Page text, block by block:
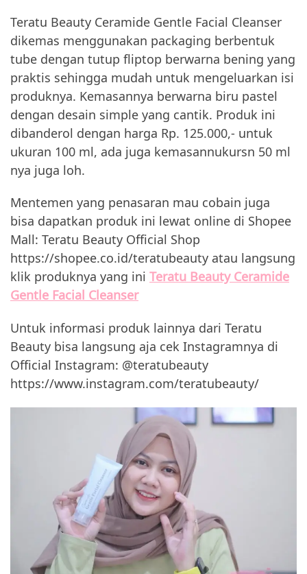
Teratu Beauty Ceramide Gentle Facial Cleanser
dikemas menggunakan packaging berbentuk
tube dengan tutup fliptop berwarna bening yang
praktis sehingga mudah untuk mengeluarkan isi
produknya. Kemasannya berwarna biru pastel
dengan desain simple yang cantik. Produk ini
dibanderol dengan harga Rp. 125.000,- untuk
ukuran 100 ml, ada juga kemasannukursn 50 ml
nya juga loh.
Mentemen yang penasaran mau cobain juga
bisa dapatkan produk ini lewat online di Shopee
Mall: Teratu Beauty Official Shop
https://shopee.co.id/teratubeauty atau langsung
klik produknya yang ini Teratu Beauty Ceramide
Gentle Facial Cleanser
Untuk informasi produk lainnya dari Teratu
Beauty bisa langsung aja cek Instagramnya di
Official Instagram: @teratubeauty
https://www.instagram.com/teratubeauty/